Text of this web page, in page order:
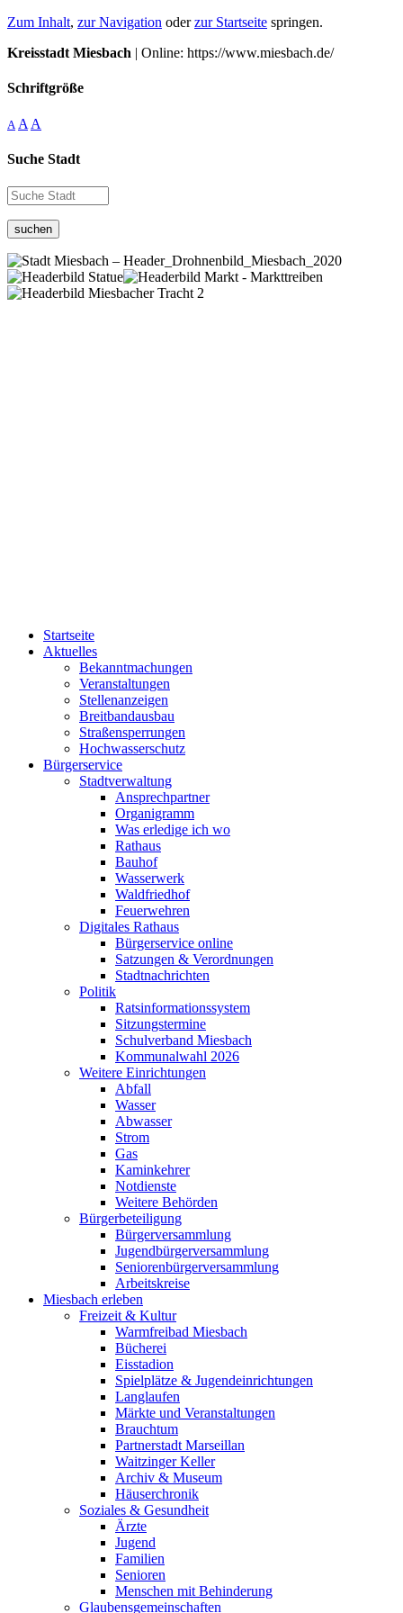
Zum Inhalt, zur Navigation oderzur Startseite springen.
Kreisstadt Miesbach | Online: https://www.miesbach.de/
Schriftgröße
A A A
Suche Stadt
suchen
Startseite
Aktuelles
Bekanntmachungen
Veranstaltungen
Stellenanzeigen
Breitbandausbau
Straßensperrungen
Hochwasserschutz
Bürgerservice
Stadtverwaltung
Ansprechpartner
Organigramm
Was erledige ich wo
Rathaus
Bauhof
Wasserwerk
Waldfriedhof
Feuerwehren
Digitales Rathaus
Bürgerservice online
Satzungen & Verordnungen
Stadtnachrichten
Politik
Ratsinformationssystem
Sitzungstermine
Schulverband Miesbach
Kommunalwahl 2026
Weitere Einrichtungen
Abfall
Wasser
Abwasser
Strom
Gas
Kaminkehrer
Notdienste
Weitere Behörden
Bürgerbeteiligung
Bürgerversammlung
Jugendbürgerversammlung
Seniorenbürgerversammlung
Arbeitskreise
Miesbach erleben
Freizeit & Kultur
Warmfreibad Miesbach
Bücherei
Eisstadion
Spielplätze & Jugendeinrichtungen
Langlaufen
Märkte und Veranstaltungen
Brauchtum
Partnerstadt Marseillan
Waitzinger Keller
Archiv & Museum
Häuserchronik
Soziales & Gesundheit
Ärzte
Jugend
Familien
Senioren
Menschen mit Behinderung
Glaubensgemeinschaften